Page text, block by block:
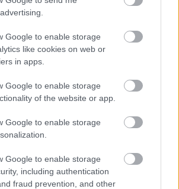
Google to enable storage
like cookies on web or
in apps.
Google to enable storage
of the website or app.
Google to enable storage
Google to enable storage
including authentication
fraud prevention, and other
el segundo mejor defensa de la
las filas del Huesca (207 puntos) y este
bajado su promedio de puntos (4,46 por
por su virtud para hacer
éxito. Es el quinto jugador de LaLiga
a ser lateral izquierdo (2,4 de media)
en todos los partidos del curso y en los
puntos de media sin la necesidad
Además, tampoco ha repartido